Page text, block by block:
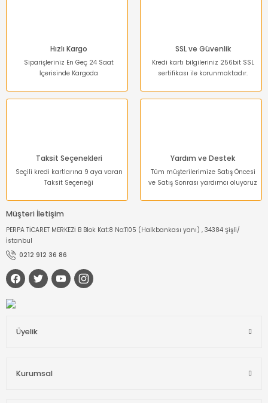
Hızlı Kargo
Siparişleriniz En Geç 24 Saat
İçerisinde Kargoda
SSL ve Güvenlik
Kredi kartı bilgileriniz 256bit SSL
sertifikası ile korunmaktadır.
Taksit Seçenekleri
Seçili kredi kartlarına 9 aya varan
Taksit Seçeneği
Yardım ve Destek
Tüm müşterilerimize Satış Öncesi
ve Satış Sonrası yardımcı oluyoruz
Müşteri İletişim
PERPA TİCARET MERKEZİ B Blok Kat:8 No:1105 (Halkbankası yanı) , 34384 Şişli/
İstanbul
0212 912 36 86
Üyelik
Kurumsal